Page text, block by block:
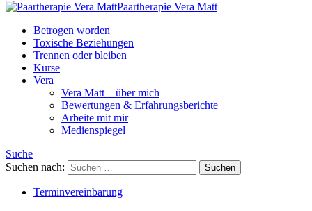
Paartherapie Vera Matt
Betrogen worden
Toxische Beziehungen
Trennen oder bleiben
Kurse
Vera
Vera Matt – über mich
Bewertungen & Erfahrungsberichte
Arbeite mit mir
Medienspiegel
Suche
Suchen nach:
Terminvereinbarung